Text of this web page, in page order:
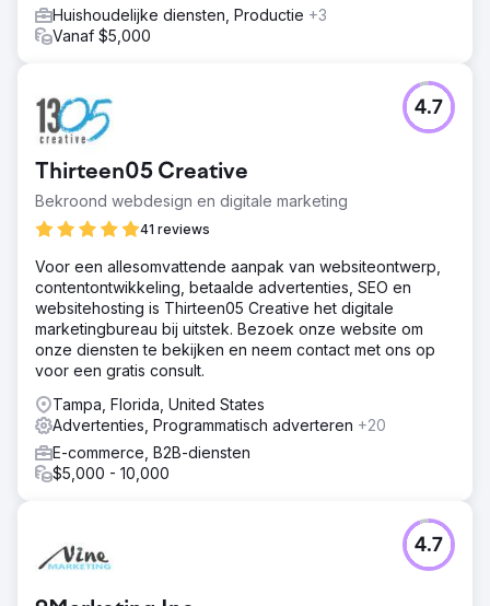
Huishoudelijke diensten, Productie +3
Vanaf $5,000
Thirteen05 Creative
Bekroond webdesign en digitale marketing
41 reviews
4.7
Voor een allesomvattende aanpak van websiteontwerp,
contentontwikkeling, betaalde advertenties, SEO en
websitehosting is Thirteen05 Creative het digitale
marketingbureau bij uitstek. Bezoek onze website om
onze diensten te bekijken en neem contact met ons op
voor een gratis consult.
Tampa, Florida, United States
Advertenties, Programmatisch adverteren +20
E-commerce, B2B-diensten
$5,000 - 10,000
4.7